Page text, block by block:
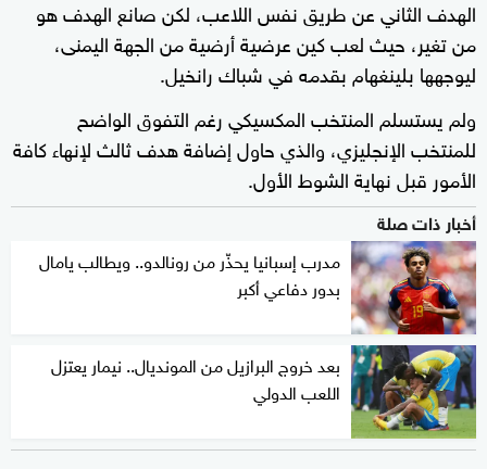
الهدف الثاني عن طريق نفس اللاعب، لكن صانع الهدف هو
من تغير، حيث لعب كين عرضية أرضية من الجهة اليمنى،
ليوجهها بلينغهام بقدمه في شباك رانخيل.
ولم يستسلم المنتخب المكسيكي رغم التفوق الواضح
للمنتخب الإنجليزي، والذي حاول إضافة هدف ثالث لإنهاء كافة
الأمور قبل نهاية الشوط الأول.
أخبار ذات صلة
مدرب إسبانيا يحذّر من رونالدو.. ويطالب يامال
بدور دفاعي أكبر
بعد خروج البرازيل من المونديال.. نيمار يعتزل
اللعب الدولي